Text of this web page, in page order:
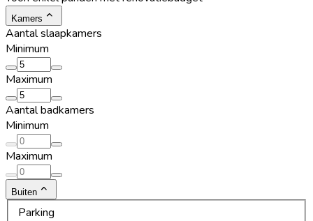
Kamers
Aantal slaapkamers
Minimum
Maximum
Aantal badkamers
Minimum
Maximum
Buiten
Parking